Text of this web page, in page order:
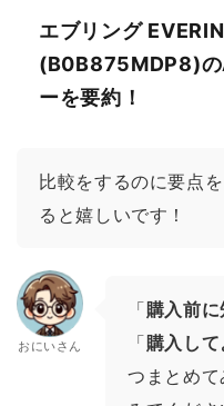
エブリング
(B0B875MDP8)の
ーを要約！
比較をするのに要点
ると嬉しいです！
おにいさん
「購入前
「購入し
つまとめ